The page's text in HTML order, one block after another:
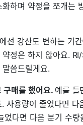
하며 약정을 쪼개는
선 강산도 변하는 기
정은 하지 않아요.
씀드릴게요.
구매를 했어요. 예를 들
사용량이 줄었다면 다
었다면 다음 분기 수량